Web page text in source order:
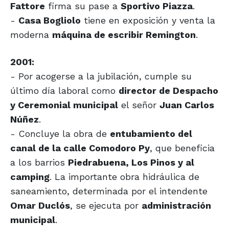
Fattore firma su pase a Sportivo Piazza.
- Casa Bogliolo tiene en exposición y venta la
moderna máquina de escribir Remington.
2001:
- Por acogerse a la jubilación, cumple su
último día laboral como director de Despacho
y Ceremonial municipal el señor Juan Carlos
Núñez.
- Concluye la obra de entubamiento del
canal de la calle Comodoro Py, que beneficia
a los barrios Piedrabuena, Los Pinos y al
camping. La importante obra hidráulica de
saneamiento, determinada por el intendente
Omar Duclós, se ejecuta por administración
municipal.